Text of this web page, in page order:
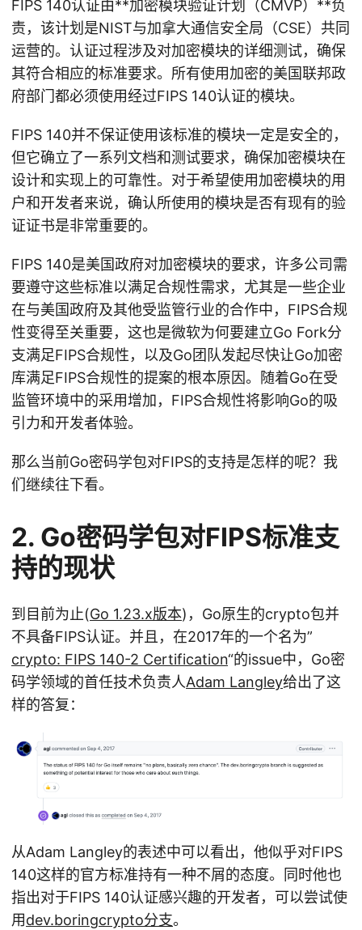
FIPS 140认证由**加密模块验证计划（CMVP）**负
责，该计划是NIST与加拿大通信安全局（CSE）共同
运营的。认证过程涉及对加密模块的详细测试，确保
其符合相应的标准要求。所有使用加密的美国联邦政
府部门都必须使用经过FIPS 140认证的模块。
FIPS 140并不保证使用该标准的模块一定是安全的，
但它确立了一系列文档和测试要求，确保加密模块在
设计和实现上的可靠性。对于希望使用加密模块的用
户和开发者来说，确认所使用的模块是否有现有的验
证证书是非常重要的。
FIPS 140是美国政府对加密模块的要求，许多公司需
要遵守这些标准以满足合规性需求，尤其是一些企业
在与美国政府及其他受监管行业的合作中，FIPS合规
性变得至关重要，这也是微软为何要建立Go Fork分
支满足FIPS合规性，以及Go团队发起尽快让Go加密
库满足FIPS合规性的提案的根本原因。随着Go在受
监管环境中的采用增加，FIPS合规性将影响Go的吸
引力和开发者体验。
那么当前Go密码学包对FIPS的支持是怎样的呢？我
们继续往下看。
2. Go密码学包对FIPS标准支
持的现状
到目前为止(Go 1.23.x版本)，Go原生的crypto包并
不具备FIPS认证。并且，在2017年的一个名为”
crypto: FIPS 140-2 Certification“的issue中，Go密
码学领域的首任技术负责人Adam Langley给出了这
样的答复：
从Adam Langley的表述中可以看出，他似乎对FIPS
140这样的官方标准持有一种不屑的态度。同时他也
指出对于FIPS 140认证感兴趣的开发者，可以尝试使
用dev.boringcrypto分支。